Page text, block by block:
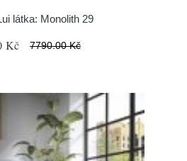
látka: Monolith 29
Kč 7790.00 Kč